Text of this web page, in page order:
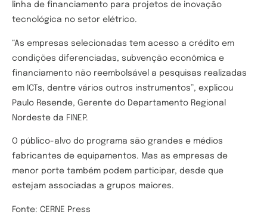
linha de financiamento para projetos de inovação
tecnológica no setor elétrico.
“As empresas selecionadas tem acesso a crédito em
condições diferenciadas, subvenção econômica e
financiamento não reembolsável a pesquisas realizadas
em ICTs, dentre vários outros instrumentos”, explicou
Paulo Resende, Gerente do Departamento Regional
Nordeste da FINEP.
O público-alvo do programa são grandes e médios
fabricantes de equipamentos. Mas as empresas de
menor porte também podem participar, desde que
estejam associadas a grupos maiores.
Fonte: CERNE Press